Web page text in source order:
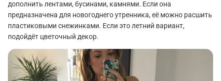
дополнить лентами, бусинами, камнями. Если она
предназначена для новогоднего утренника, её можно расшить
пластиковыми снежинками. Если это летний вариант,
подойдёт цветочный декор.